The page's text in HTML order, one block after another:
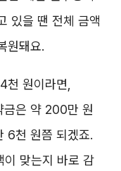
있을 땐 전체 금액
원돼요.
원이라면,
금은 약 200만 원
6천 원쯤 되겠죠.
이 맞는지 바로 감